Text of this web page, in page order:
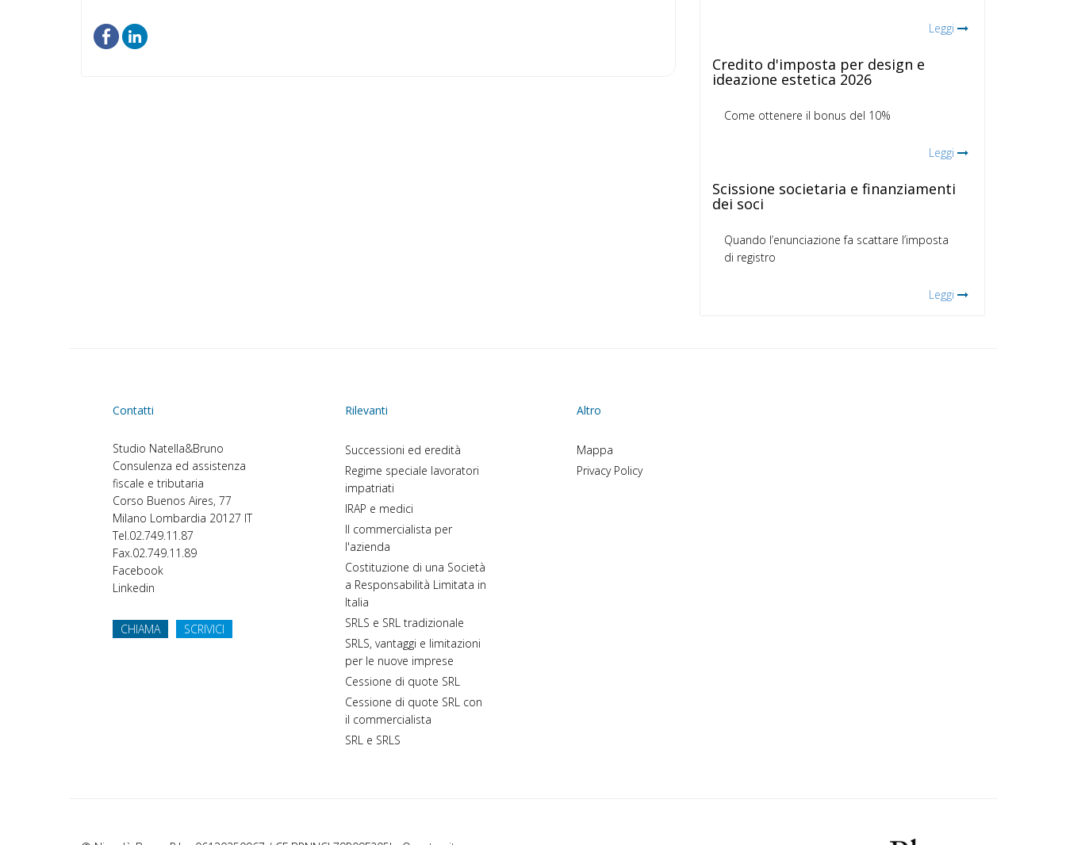
Leggi
Credito d'imposta per design e
ideazione estetica 2026
Come ottenere il bonus del 10%
Leggi
Scissione societaria e finanziamenti
dei soci
Quando l’enunciazione fa scattare l’imposta
di registro
Leggi
Contatti
Studio Natella&Bruno
Consulenza ed assistenza
fiscale e tributaria
Corso Buenos Aires, 77
Milano Lombardia 20127 IT
Tel.02.749.11.87
Fax.02.749.11.89
Facebook
Linkedin
CHIAMA SCRIVICI
Rilevanti
Successioni ed eredità
Regime speciale lavoratori
impatriati
IRAP e medici
Il commercialista per
l'azienda
Costituzione di una Società
a Responsabilità Limitata in
Italia
SRLS e SRL tradizionale
SRLS, vantaggi e limitazioni
per le nuove imprese
Cessione di quote SRL
Cessione di quote SRL con
il commercialista
SRL e SRLS
Altro
Mappa
Privacy Policy